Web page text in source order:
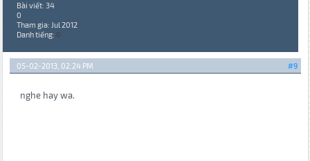
Bài viết: 34
0
Tham gia: Jul 2012
Danh tiếng: 0
#9
05-02-2013, 02:24 PM
nghe hay wa.